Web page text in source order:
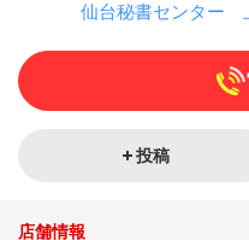
仙台秘書センター
投稿
店舗情報